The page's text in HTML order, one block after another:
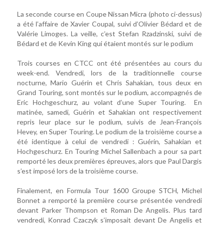
La seconde course en Coupe Nissan Micra (photo ci-dessus)
a été l’affaire de Xavier Coupal, suivi d’Olivier Bédard et de
Valérie Limoges. La veille, c’est Stefan Rzadzinski, suivi de
Bédard et de Kevin King qui étaient montés sur le podium
Trois courses en CTCC ont été présentées au cours du
week-end. Vendredi, lors de la traditionnelle course
nocturne, Mario Guérin et Chris Sahakian, tous deux en
Grand Touring, sont montés sur le podium, accompagnés de
Eric Hochgeschurz, au volant d’une Super Touring. En
matinée, samedi, Guérin et Sahakian ont respectivement
repris leur place sur le podium, suivis de Jean-François
Hevey, en Super Touring. Le podium de la troisième course a
été identique à celui de vendredi : Guérin, Sahakian et
Hochgeschurz. En Touring Michel Sallenbach a pour sa part
remporté les deux premières épreuves, alors que Paul Dargis
s’est imposé lors de la troisième course.
Finalement, en Formula Tour 1600 Groupe STCH, Michel
Bonnet a remporté la première course présentée vendredi
devant Parker Thompson et Roman De Angelis. Plus tard
vendredi, Konrad Czaczyk s’imposait devant De Angelis et